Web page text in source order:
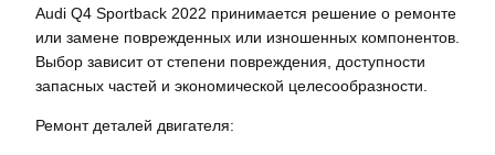
Audi Q4 Sportback 2022 принимается решение о ремонте
или замене поврежденных или изношенных компонентов.
Выбор зависит от степени повреждения, доступности
запасных частей и экономической целесообразности.
Ремонт деталей двигателя: